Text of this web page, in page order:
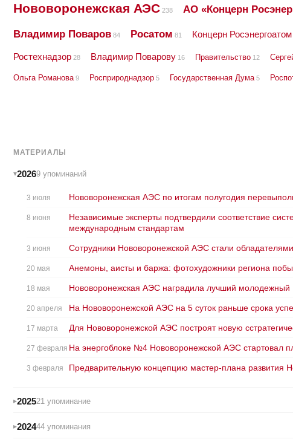
Нововоронежская АЭС 238 АО «Концерн
Владимир Поваров 84 Росатом 81 Концерн Росэнергоатом
Ростехнадзор 28 Владимир Поварову 16 Правительство 12
Ольга Романова 9 Росприроднадзор 5 Государственная Дума 5
МАТЕРИАЛЫ
20269 упоминаний
3 июля Нововоронежская АЭС по итогам полугодия
8 июня
Независимые эксперты подтвердили соответствие
международным стандартам
3 июня Сотрудники Нововоронежской АЭС стали
20 мая Анемоны, аисты и баржа: фотохудожники региона
18 мая Нововоронежская АЭС наградила лучший молодежный
20 апреля На Нововоронежской АЭС на 5 суток раньше срока
17 марта Для Нововоронежской АЭС построят новую
27 февраля На энергоблоке №4 Нововоронежской АЭС стартовал
3 февраля Предварительную концепцию мастер-плана развития
202521 упоминание
202444 упоминания